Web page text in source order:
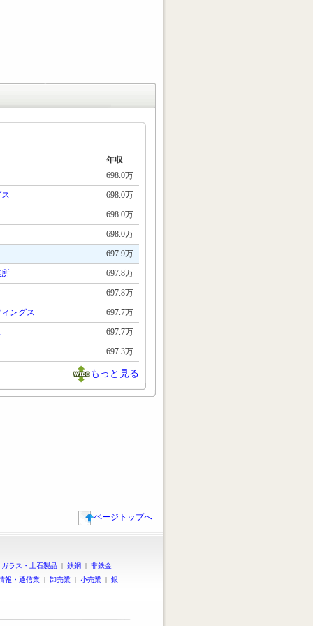
年収
698.0万
698.0万
698.0万
698.0万
697.9万
697.8万
697.8万
ングス
697.7万
697.7万
697.3万
もっと見る
ページトップへ
ガラス・土石製品 | 鉄鋼 | 非鉄金
報・通信業 | 卸売業 | 小売業 | 銀